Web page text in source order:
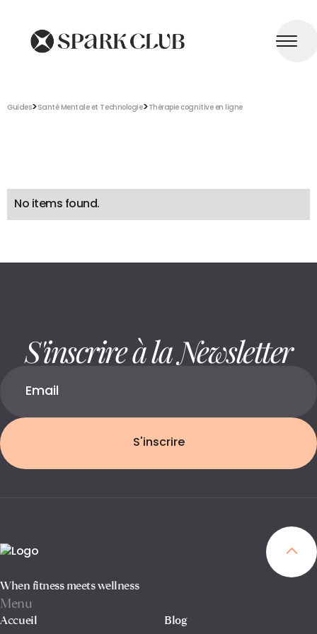
Guides>Santé Mentale et Technologie>Thérapie cognitive en ligne
No items found.
S'inscrire à la Newsletter
S'inscrire
When fitness meets wellness
Menu
Accueil Blog